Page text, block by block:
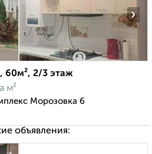
›
60м², 2/3 этаж
м²
Морозовка 6
объявления: